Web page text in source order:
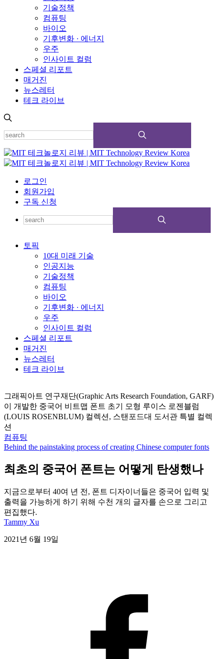
기술정책
컴퓨팅
바이오
기후변화 · 에너지
우주
인사이트 컬럼
스페셜 리포트
매거진
뉴스레터
테크 라이브
로그인
회원가입
구독 신청
토픽
10대 미래 기술
인공지능
기술정책
컴퓨팅
바이오
기후변화 · 에너지
우주
인사이트 컬럼
스페셜 리포트
매거진
뉴스레터
테크 라이브
그래픽아트 연구재단(Graphic Arts Research Foundation, GARF)
이 개발한 중국어 비트맵 폰트 초기 모형 루이스 로젠블럼
(LOUIS ROSENBLUM) 컬렉션, 스탠포드대 도서관 특별 컬렉
션
컴퓨팅
Behind the painstaking process of creating Chinese computer fonts
최초의 중국어 폰트는 어떻게 탄생했나
지금으로부터 40여 년 전, 폰트 디자이너들은 중국어 입력 및
출력을 가능하게 하기 위해 수천 개의 글자를 손으로 그리고
편집했다.
Tammy Xu
2021년 6월 19일